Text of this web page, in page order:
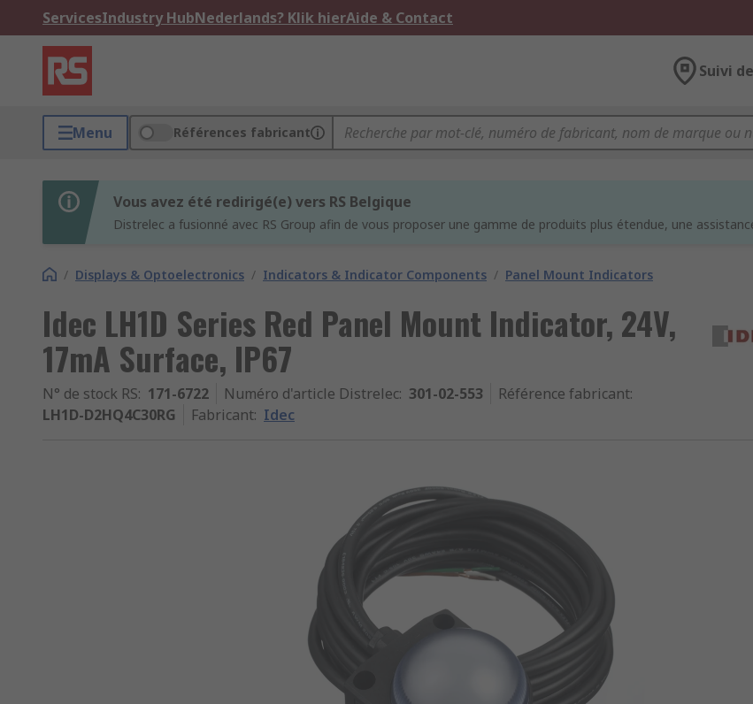
ServicesIndustry HubNederlands? Klik hierAide & Contact
Suivi
Menu Références fabricant
Vous avez été redirigé(e) vers RS Belgique
Distrelec a fusionné avec RS Group afin de vous proposer une gamme de produits plus étendue, une
/ Displays & Optoelectronics / Indicators & Indicator Components / Panel Mount Indicators
Idec LH1D Series Red Panel Mount Indicator, 24V,
17mA Surface, IP67
N° de stock RS: 171-6722 Numéro d'article Distrelec: 301-02-553 Référence fabricant:
LH1D-D2HQ4C30RG
Fabricant: Idec